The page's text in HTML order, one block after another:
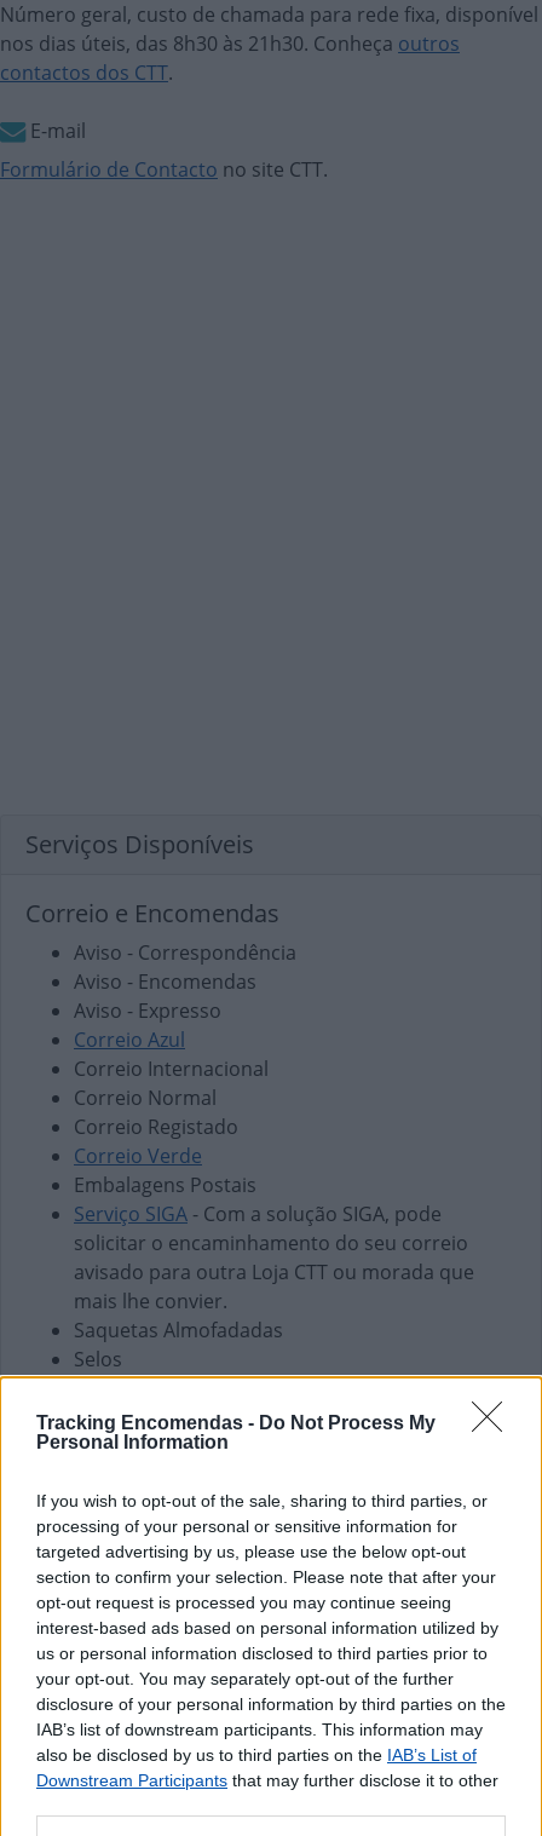
Tracking Encomendas - Do Not Process My
Personal Information
If you wish to opt-out of the sale, sharing to third parties, or
processing of your personal or sensitive information for
targeted advertising by us, please use the below opt-out
section to confirm your selection. Please note that after your
opt-out request is processed you may continue seeing
interest-based ads based on personal information utilized by
us or personal information disclosed to third parties prior to
your opt-out. You may separately opt-out of the further
disclosure of your personal information by third parties on the
IAB’s list of downstream participants. This information may
also be disclosed by us to third parties on the IAB’s List of
Downstream Participants that may further disclose it to other
Número geral, custo de chamada para rede fixa, disponível
nos dias úteis, das 8h30 às 21h30. Conheça outros
contactos dos CTT.
E-mail
Formulário de Contacto no site CTT.
Serviços Disponíveis
Correio e Encomendas
Aviso - Correspondência
Aviso - Encomendas
Aviso - Expresso
Correio Azul
Correio Internacional
Correio Normal
Correio Registado
Correio Verde
Embalagens Postais
Serviço SIGA - Com a solução SIGA, pode
solicitar o encaminhamento do seu correio
avisado para outra Loja CTT ou morada que
mais lhe convier.
Saquetas Almofadadas
Selos
Finanças e Pagamentos
Pagamento de Faturas